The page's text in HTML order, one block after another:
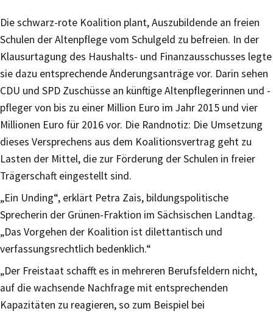
Die schwarz-rote Koalition plant, Auszubildende an freien
Schulen der Altenpflege vom Schulgeld zu befreien. In der
Klausurtagung des Haushalts- und Finanzausschusses legte
sie dazu entsprechende Änderungsanträge vor. Darin sehen
CDU und SPD Zuschüsse an künftige Altenpflegerinnen und -
pfleger von bis zu einer Million Euro im Jahr 2015 und vier
Millionen Euro für 2016 vor. Die Randnotiz: Die Umsetzung
dieses Versprechens aus dem Koalitionsvertrag geht zu
Lasten der Mittel, die zur Förderung der Schulen in freier
Trägerschaft eingestellt sind.
„Ein Unding“, erklärt Petra Zais, bildungspolitische
Sprecherin der Grünen-Fraktion im Sächsischen Landtag.
„Das Vorgehen der Koalition ist dilettantisch und
verfassungsrechtlich bedenklich.“
„Der Freistaat schafft es in mehreren Berufsfeldern nicht,
auf die wachsende Nachfrage mit entsprechenden
Kapazitäten zu reagieren, so zum Beispiel bei